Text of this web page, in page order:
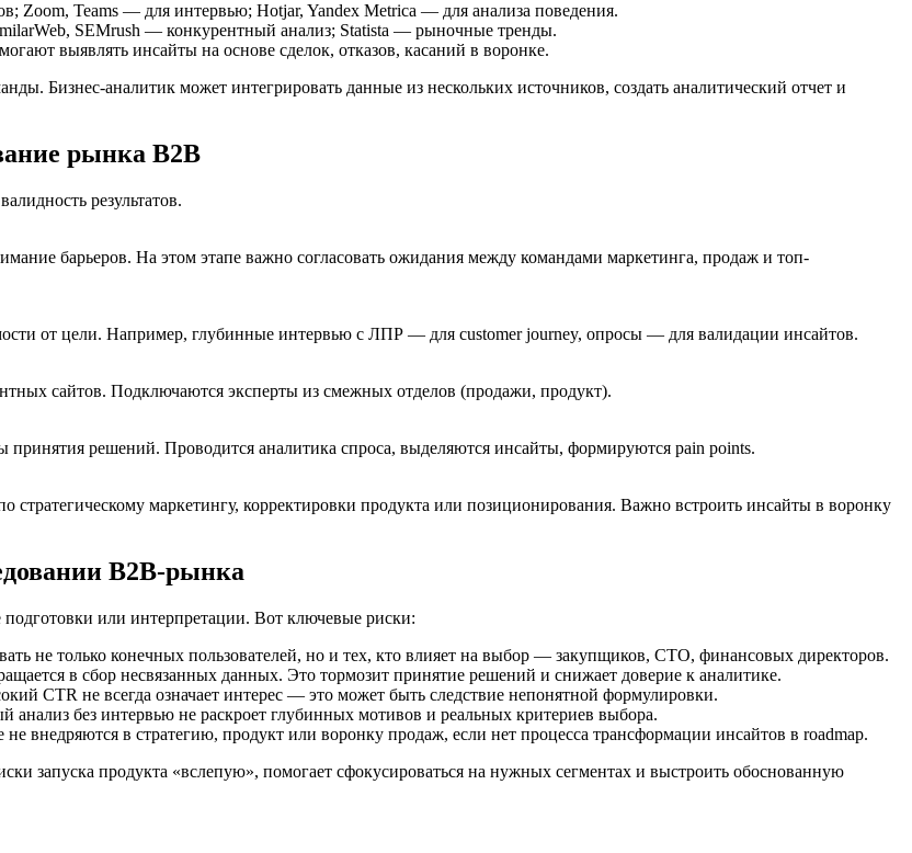
Zoom, Teams — для интервью; Hotjar, Yandex Metrica — для анализа поведения.
SEMrush — конкурентный анализ; Statista — рыночные тренды.
выявлять инсайты на основе сделок, отказов, касаний в воронке.
Бизнес-аналитик может интегрировать данные из нескольких источников, создать аналитический отчет и
рынка B2B
результатов.
барьеров. На этом этапе важно согласовать ожидания между командами маркетинга, продаж и топ-
от цели. Например, глубинные интервью с ЛПР — для customer journey, опросы — для валидации инсайтов.
сайтов. Подключаются эксперты из смежных отделов (продажи, продукт).
принятия решений. Проводится аналитика спроса, выделяются инсайты, формируются pain points.
маркетингу, корректировки продукта или позиционирования. Важно встроить инсайты в воронку
B2B-рынка
или интерпретации. Вот ключевые риски:
не только конечных пользователей, но и тех, кто влияет на выбор — закупщиков, CTO, финансовых директоров.
в сбор несвязанных данных. Это тормозит принятие решений и снижает доверие к аналитике.
CTR не всегда означает интерес — это может быть следствие непонятной формулировки.
анализ без интервью не раскроет глубинных мотивов и реальных критериев выбора.
внедряются в стратегию, продукт или воронку продаж, если нет процесса трансформации инсайтов в roadmap.
запуска продукта «вслепую», помогает сфокусироваться на нужных сегментах и выстроить обоснованную